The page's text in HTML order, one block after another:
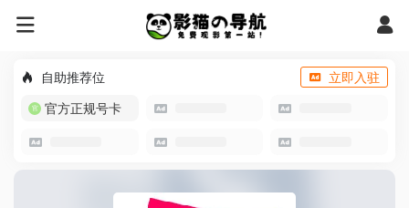
自助推荐位
立即入驻
官方正规号卡